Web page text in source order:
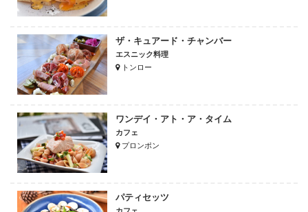
ザ・キュアード・チャンバー
エスニック料理
トンロー
ワンデイ・アト・ア・タイム
カフェ
プロンポン
パティセッツ